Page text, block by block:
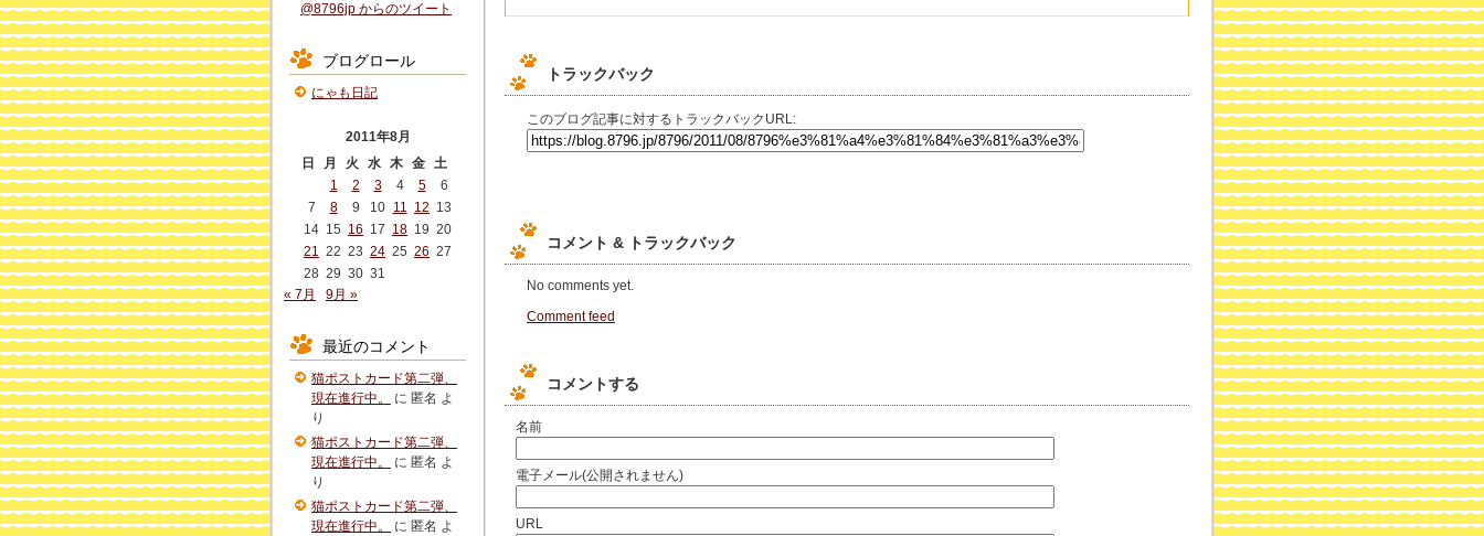
トラックバック
このブログ記事に対するトラックバックURL:
コメント & トラックバック
No comments yet.
Comment feed
コメントする
名前
電子メール(公開されません)
URL
@8796jp からのツイート
ブログロール
にゃも日記
2011年8月
日
月 火 水 木 金 土
1
2 3 4 5
6
7
8 9 10 11 12 13
14 15 16 17 18 19 20
21 22 23 24 25 26 27
28 29 30 31
« 7月
9月 »
最近のコメント
猫ポストカード第二弾、
現在進行中。
に 匿名 よ
り
猫ポストカード第二弾、
現在進行中。
に 匿名 よ
り
猫ポストカード第二弾、
現在進行中。
に 匿名 よ